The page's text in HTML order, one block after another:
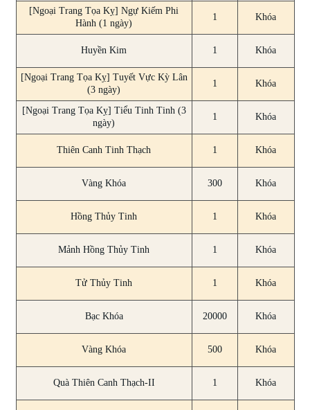
[Ngoại Trang Tọa Kỵ] Ngự Kiếm Phi
Hành (1 ngày)
1 Khóa
Huyền Kim 1 Khóa
[Ngoại Trang Tọa Kỵ] Tuyết Vực Kỳ Lân
(3 ngày)
1 Khóa
[Ngoại Trang Tọa Kỵ] Tiểu Tinh Tinh (3
ngày)
1 Khóa
Thiên Canh Tinh Thạch 1 Khóa
Vàng Khóa 300 Khóa
Hồng Thủy Tinh 1 Khóa
Mảnh Hồng Thủy Tinh 1 Khóa
Tử Thủy Tinh 1 Khóa
Bạc Khóa 20000 Khóa
Vàng Khóa 500 Khóa
Quà Thiên Canh Thạch-II 1 Khóa